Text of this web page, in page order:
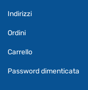
Indirizzi
Ordini
Carrello
Password dimenticata